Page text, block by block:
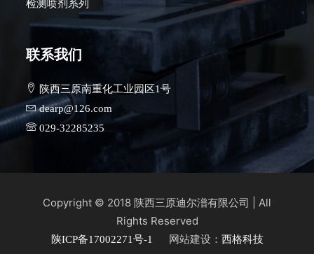
检测喷剂系列
联系我们
陕西三原南重化工业园区1号
dearp@126.com
029-32285235
Copyright © 2018 陕西三原迪尔潽有限公司
| All
Rights Reserved
陕ICP备17002271号-1 网站建设： 西格科技